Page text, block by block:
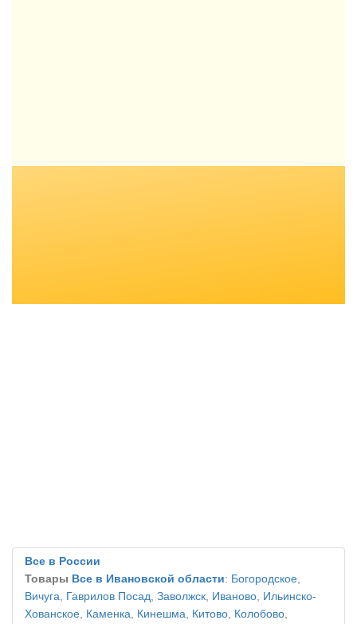
Все в России
Товары Все в Ивановской области: Богородское,
Вичуга, Гаврилов Посад, Заволжск, Иваново, Ильинско-
Хованское, Каменка, Кинешма, Китово, Колобово,